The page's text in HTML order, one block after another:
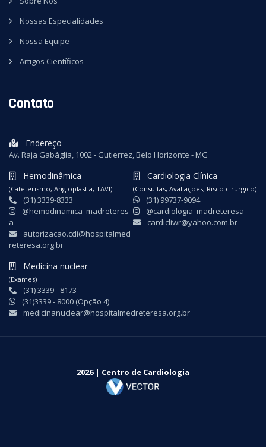
Nossas Especialidades
Nossa Equipe
Artigos Científicos
Contato
Endereço
Av. Raja Gabáglia, 1002 - Gutierrez, Belo Horizonte - MG
Hemodinâmica
(Cateterismo, Angioplastia, TAVI)
(31) 3339-8333
@hemodinamica_madreteres
a
autorizacao.cdi@hospitalmed
reteresa.org.br
Cardiologia Clínica
(Consultas, Avaliações, Risco cirúrgico)
(31) 99737-9094
@cardiologia_madreteresa
cardicliwr@yahoo.com.br
Medicina nuclear
(Exames)
(31) 3339 - 8173
(31)3339 - 8000 (Opção 4)
medicinanuclear@hospitalmedreteresa.org.br
2026 | Centro de Cardiologia